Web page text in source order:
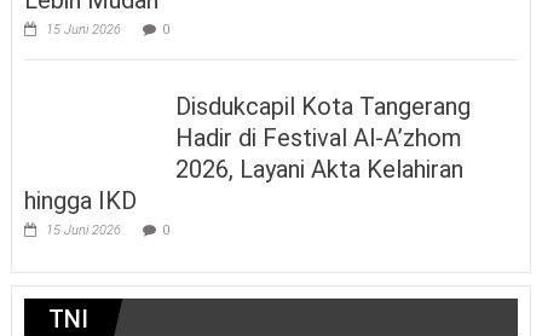
15 Juni 2026 0
Disdukcapil Kota Tangerang
Hadir di Festival Al-A’zhom
2026, Layani Akta Kelahiran
hingga IKD
15 Juni 2026 0
TNI